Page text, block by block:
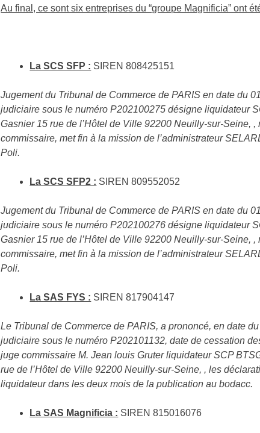
Au final, ce sont six entreprises du “groupe Magnificia” ont
La SCS SFP : SIREN 808425151
Jugement du Tribunal de Commerce de PARIS en date du
judiciaire sous le numéro P202100275 désigne liquidateur
Gasnier 15 rue de l’Hôtel de Ville 92200 Neuilly-sur-Seine,
commissaire, met fin à la mission de l’administrateur
Poli.
La SCS SFP2 : SIREN 809552052
Jugement du Tribunal de Commerce de PARIS en date du
judiciaire sous le numéro P202100276 désigne liquidateur
Gasnier 15 rue de l’Hôtel de Ville 92200 Neuilly-sur-Seine,
commissaire, met fin à la mission de l’administrateur
Poli.
La SAS FYS : SIREN 817904147
Le Tribunal de Commerce de PARIS, a prononcé, en date
judiciaire sous le numéro P202101132, date de cessation
juge commissaire M. Jean louis Gruter liquidateur SCP
rue de l’Hôtel de Ville 92200 Neuilly-sur-Seine, , les
liquidateur dans les deux mois de la publication au bodacc.
La SAS Magnificia : SIREN 815016076